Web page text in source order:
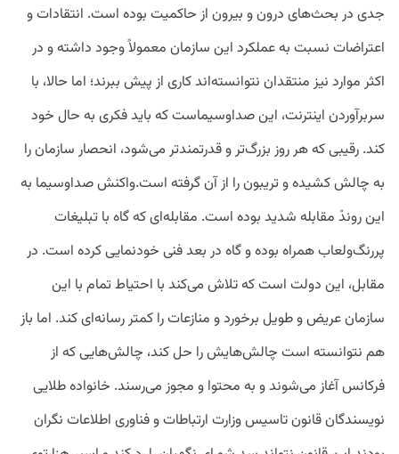
جدی در بحث‌های درون و بیرون از حاکمیت بوده است. انتقادات و
اعتراضات نسبت به عملکرد این سازمان معمولاً وجود داشته و در
اکثر موارد نیز منتقدان نتوانسته‌اند کاری از پیش ببرند؛ اما حالا، با
سربرآوردن اینترنت، این صداوسیماست که باید فکری به حال خود
کند. رقیبی که هر روز بزرگ‌تر و قدرتمندتر می‌شود، انحصار سازمان را
به چالش کشیده و تریبون را از آن گرفته است.واکنش صداوسیما به
این روندْ مقابله شدید بوده است. مقابله‌ای که گاه با تبلیغات
پررنگ‌ولعاب همراه بوده و گاه در بعد فنی خودنمایی کرده است. در
مقابل، این دولت است که تلاش می‌کند با احتیاط تمام با این
سازمان عریض و طویل برخورد و منازعات را کمتر رسانه‌ای کند. اما باز
هم نتوانسته است چالش‌هایش را حل کند، چالش‌هایی که از
فرکانس آغاز می‌شوند و به محتوا و مجوز می‌رسند. خانواده طلایی
نویسندگان قانون تاسیس وزارت ارتباطات و فناوری اطلاعات نگران